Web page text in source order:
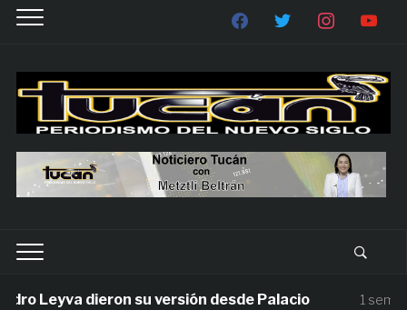
Leyva dieron su versión desde Palacio 1 semana